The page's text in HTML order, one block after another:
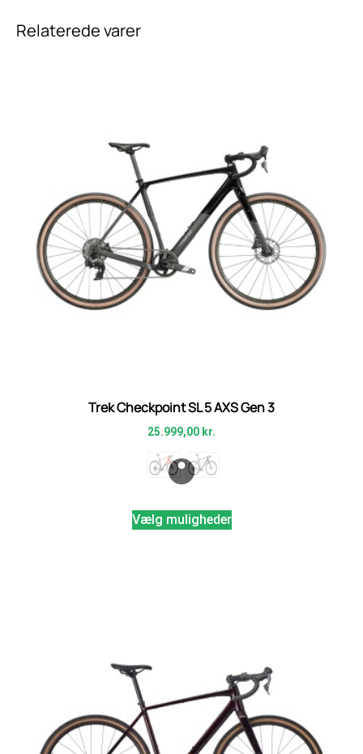
Relaterede varer
Trek Checkpoint SL 5 AXS Gen 3
25.999,00 kr.
Vælg muligheder